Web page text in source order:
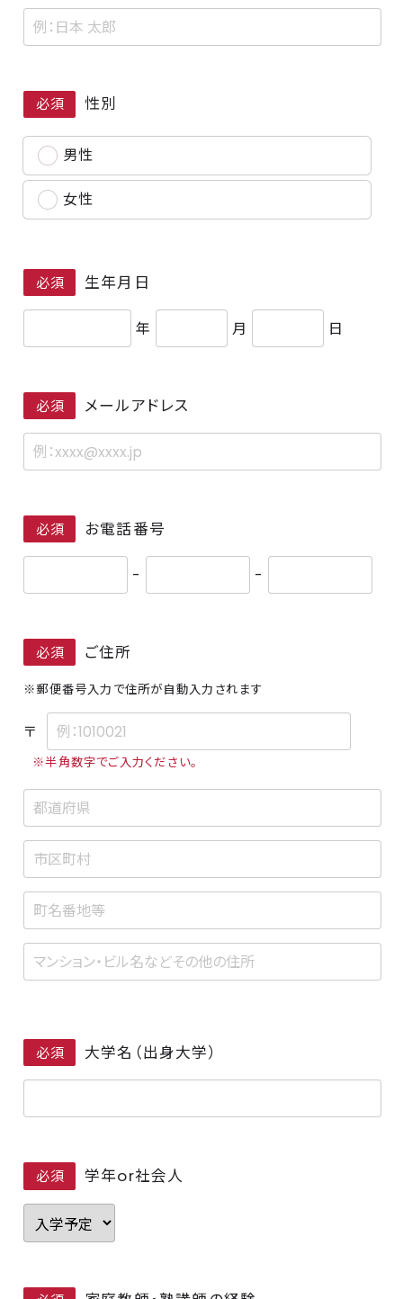
必須 性別
男性
女性
必須 生年月日
年 月 日
必須 メールアドレス
必須 お電話番号
- -
必須 ご住所
※郵便番号入力で住所が自動入力されます
〒
※半角数字でご入力ください。
必須 大学名（出身大学）
必須 学年or社会人